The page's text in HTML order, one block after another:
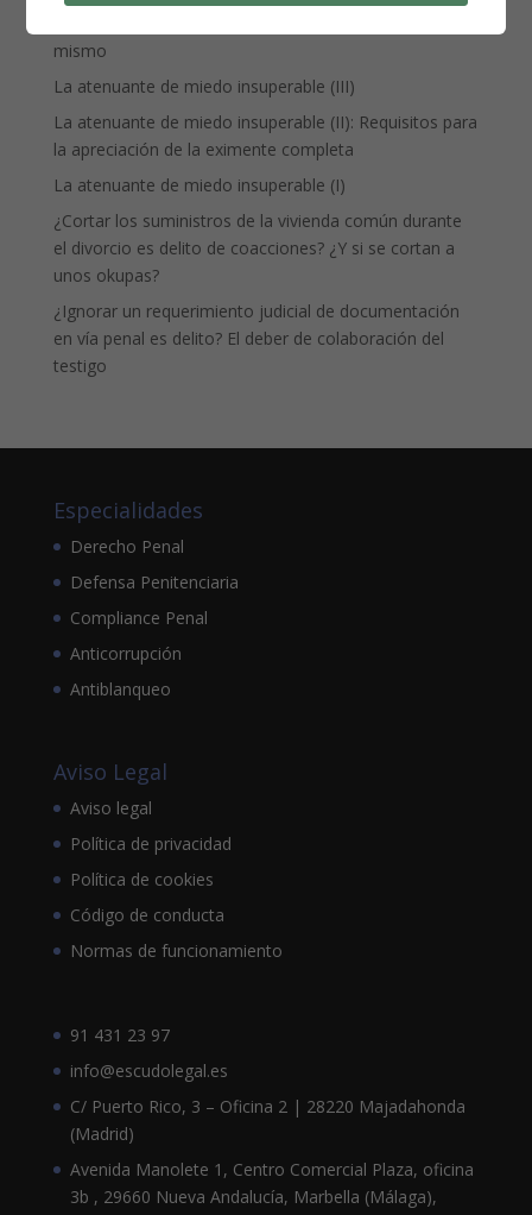
mismo
La atenuante de miedo insuperable (III)
La atenuante de miedo insuperable (II): Requisitos para
la apreciación de la eximente completa
La atenuante de miedo insuperable (I)
¿Cortar los suministros de la vivienda común durante
el divorcio es delito de coacciones? ¿Y si se cortan a
unos okupas?
¿Ignorar un requerimiento judicial de documentación
en vía penal es delito? El deber de colaboración del
testigo
Especialidades
Derecho Penal
Defensa Penitenciaria
Compliance Penal
Anticorrupción
Antiblanqueo
Aviso Legal
Aviso legal
Política de privacidad
Política de cookies
Código de conducta
Normas de funcionamiento
91 431 23 97
info@escudolegal.es
C/ Puerto Rico, 3 – Oficina 2 | 28220 Majadahonda
(Madrid)
Avenida Manolete 1, Centro Comercial Plaza, oficina
3b , 29660 Nueva Andalucía, Marbella (Málaga),